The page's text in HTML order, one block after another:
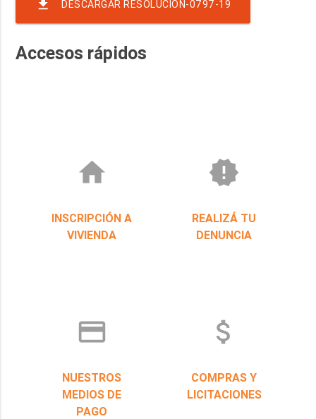
file_download DESCARGAR RESOLUCION-0797-19
Accesos rápidos
home
INSCRIPCIÓN A
VIVIENDA
new_releases
REALIZÁ TU
DENUNCIA
credit_card
NUESTROS
MEDIOS DE
PAGO
attach_money
COMPRAS Y
LICITACIONES